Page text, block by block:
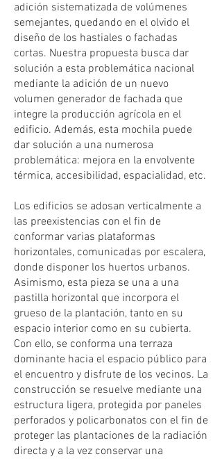
adición sistematizada de volúmenes
semejantes, quedando en el olvido el
diseño de los hastiales o fachadas
cortas. Nuestra propuesta busca dar
solución a esta problemática nacional
mediante la adición de un nuevo
volumen generador de fachada que
integre la producción agrícola en el
edificio. Además, esta mochila puede
dar solución a una numerosa
problemática: mejora en la envolvente
térmica, accesibilidad, espacialidad, etc.
Los edificios se adosan verticalmente a
las preexistencias con el fin de
conformar varias plataformas
horizontales, comunicadas por escalera,
donde disponer los huertos urbanos.
Asimismo, esta pieza se una a una
pastilla horizontal que incorpora el
grueso de la plantación, tanto en su
espacio interior como en su cubierta.
Con ello, se conforma una terraza
dominante hacia el espacio público para
el encuentro y disfrute de los vecinos. La
construcción se resuelve mediante una
estructura ligera, protegida por paneles
perforados y policarbonatos con el fin de
proteger las plantaciones de la radiación
directa y a la vez conservar una